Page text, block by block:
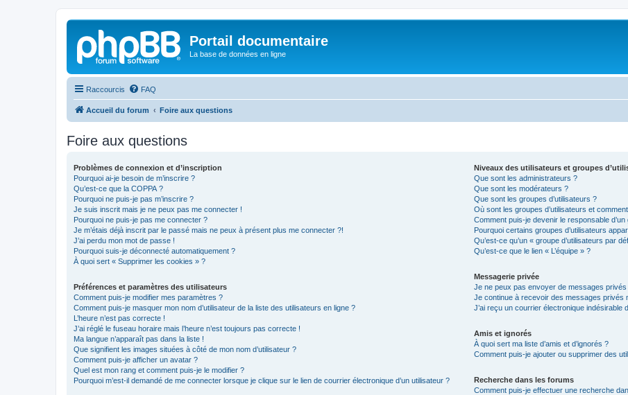
Portail documentaire
La base de données en ligne
Raccourcis FAQ
Accueil du forum Foire aux questions
Foire aux questions
Problèmes de connexion et d’inscription
Pourquoi ai-je besoin de m’inscrire ?
Qu’est-ce que la COPPA ?
Pourquoi ne puis-je pas m’inscrire ?
Je suis inscrit mais je ne peux pas me connecter !
Pourquoi ne puis-je pas me connecter ?
Je m’étais déjà inscrit par le passé mais ne peux à présent plus me connecter ?!
J’ai perdu mon mot de passe !
Pourquoi suis-je déconnecté automatiquement ?
À quoi sert « Supprimer les cookies » ?
Préférences et paramètres des utilisateurs
Comment puis-je modifier mes paramètres ?
Comment puis-je masquer mon nom d’utilisateur de la liste des utilisateurs en ligne ?
L’heure n’est pas correcte !
J’ai réglé le fuseau horaire mais l’heure n’est toujours pas correcte !
Ma langue n’apparaît pas dans la liste !
Que signifient les images situées à côté de mon nom d’utilisateur ?
Comment puis-je afficher un avatar ?
Quel est mon rang et comment puis-je le modifier ?
Pourquoi m’est-il demandé de me connecter lorsque je clique sur le lien de courrier électronique d’un utilisateur ?
Niveaux des utilisateurs et groupes
Que sont les administrateurs ?
Que sont les modérateurs ?
Que sont les groupes d’utilisateurs ?
Où sont les groupes d’utilisateurs et
Comment puis-je devenir le responsable d’un
Pourquoi certains groupes d’utilisateurs
Qu’est-ce qu’un « groupe d’utilisateurs par
Qu’est-ce que le lien « L’équipe » ?
Messagerie privée
Je ne peux pas envoyer de messages privés
Je continue à recevoir des messages privés
J’ai reçu un courrier électronique indésirable
Amis et ignorés
À quoi sert ma liste d’amis et d’ignorés ?
Comment puis-je ajouter ou supprimer des
Recherche dans les forums
Comment puis-je effectuer une recherche